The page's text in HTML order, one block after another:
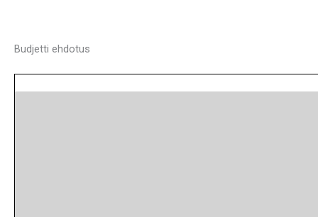
Budjetti ehdotus